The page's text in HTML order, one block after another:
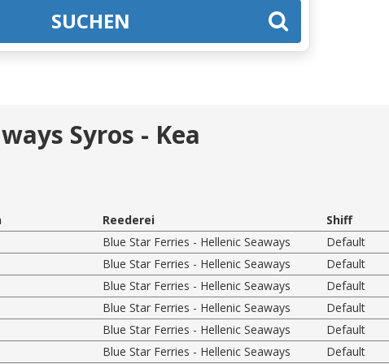
SUCHEN
Syros - Kea
Reederei
Shiff
Blue Star Ferries - Hellenic Seaways
Default
Blue Star Ferries - Hellenic Seaways
Default
Blue Star Ferries - Hellenic Seaways
Default
Blue Star Ferries - Hellenic Seaways
Default
Blue Star Ferries - Hellenic Seaways
Default
Blue Star Ferries - Hellenic Seaways
Default